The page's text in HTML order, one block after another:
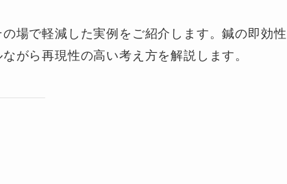
場で軽減した実例をご紹介します。鍼の即効性
がら再現性の高い考え方を解説します。